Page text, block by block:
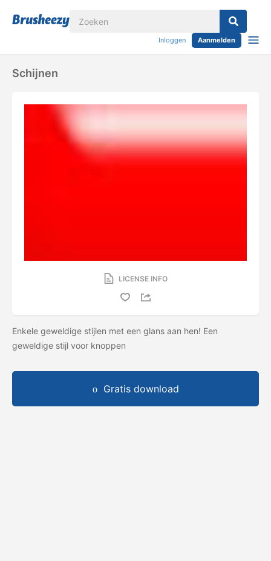
Inloggen Aanmelden
Schijnen
LICENSE INFO
Enkele geweldige stijlen met een glans aan hen! Een
geweldige stijl voor knoppen
Gratis download